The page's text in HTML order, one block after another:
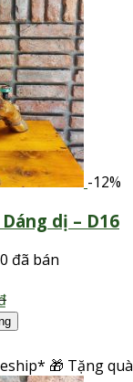
-12%
dị – D16
0 đã bán
🎁 Tặng quà